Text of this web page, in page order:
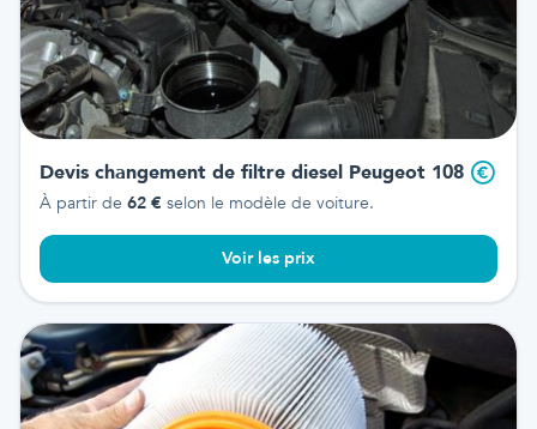
Devis changement de filtre diesel Peugeot 108
À partir de 62 € selon le modèle de voiture.
Voir les prix